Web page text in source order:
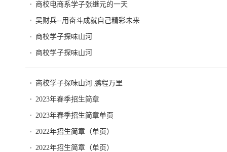
商校电商系学子张继元的一天
吴财兵--用奋斗成就自己精彩未来
商校学子探味山河
商校学子探味山河
商校学子探味山河 鹏程万里
2023年春季招生简章
2023年春季招生简章单页
2022年招生简章（单页）
2022年招生简章（单页）